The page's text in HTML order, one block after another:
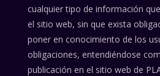
cualquier tipo de información
el sitio web, sin que exista
poner en conocimiento de los
obligaciones, entendiéndose
publicación en el sitio web de